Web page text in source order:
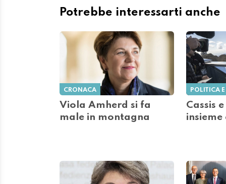
Potrebbe interessarti anche
CRONACA
Viola Amherd si fa
male in montagna
POLITICA E
Cassis